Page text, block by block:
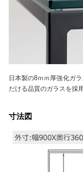
日本製の8ｍｍ厚強化ガ
だける品質のガラスを採
寸法図